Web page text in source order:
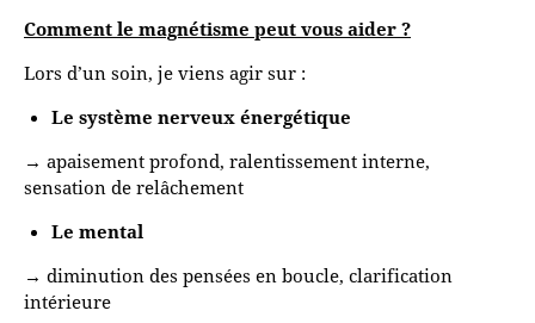
Comment le magnétisme peut vous aider ?
Lors d’un soin, je viens agir sur :
Le système nerveux énergétique
→ apaisement profond, ralentissement interne,
sensation de relâchement
Le mental
→ diminution des pensées en boucle, clarification
intérieure